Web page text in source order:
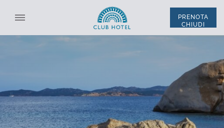
PRENOTA
CHIUDI
COGNOME* SISTEMAZIONE